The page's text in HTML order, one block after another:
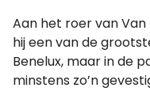
Aan het roer van
hij een van de
Benelux, maar in de
minstens zo’n